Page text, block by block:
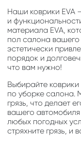
Наши коврики EVA
и
материала EVA,
пол салона
эстетически
порядок и
что вам нужно!
Выбирайте коврики
по уборке салона.
грязь, что делает
вашего
любых погодных
стряхните грязь, и